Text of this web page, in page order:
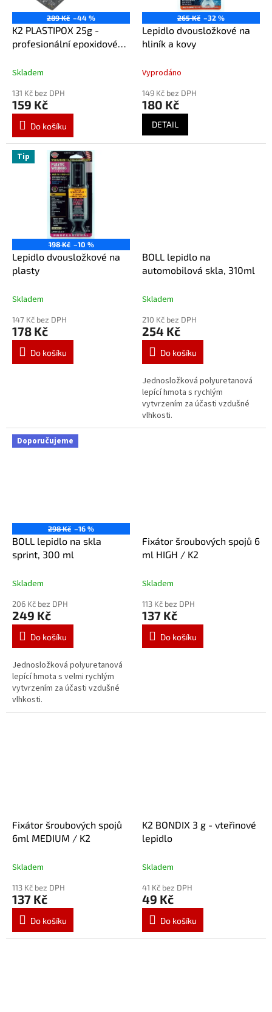
289 Kč –44 %
K2 PLASTIPOX 25g -
profesionální epoxidové
Skladem
131 Kč bez DPH
159 Kč
Do košíku
265 Kč –32 %
Lepidlo dvousložkové na
hliník a kovy
Vyprodáno
149 Kč bez DPH
180 Kč
DETAIL
Tip
198 Kč –10 %
Lepidlo dvousložkové na
plasty
Skladem
147 Kč bez DPH
178 Kč
Do košíku
BOLL lepidlo na
automobilová skla, 310ml
Skladem
210 Kč bez DPH
254 Kč
Do košíku
Jednosložková polyuretanová
lepící hmota s rychlým
vytvrzením za účasti vzdušné
vlhkosti.
Doporučujeme
298 Kč –16 %
BOLL lepidlo na skla
sprint, 300 ml
Skladem
206 Kč bez DPH
249 Kč
Do košíku
Jednosložková polyuretanová
lepící hmota s velmi rychlým
vytvrzením za účasti vzdušné
vlhkosti.
Fixátor šroubových spojů 6
ml HIGH / K2
Skladem
113 Kč bez DPH
137 Kč
Do košíku
Fixátor šroubových spojů
6ml MEDIUM / K2
Skladem
113 Kč bez DPH
137 Kč
Do košíku
K2 BONDIX 3 g - vteřinové
lepidlo
Skladem
41 Kč bez DPH
49 Kč
Do košíku